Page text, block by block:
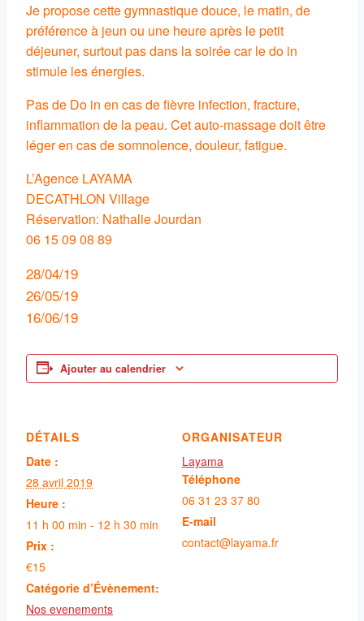
Je propose cette gymnastique douce, le matin, de
préférence à jeun ou une heure après le petit
déjeuner, surtout pas dans la soirée car le do in
stimule les énergies.
Pas de Do in en cas de fièvre infection, fracture,
inflammation de la peau. Cet auto-massage doit être
léger en cas de somnolence, douleur, fatigue.
L’Agence LAYAMA
DECATHLON Village
Réservation: Nathalie Jourdan
06 15 09 08 89
28/04/19
26/05/19
16/06/19
Ajouter au calendrier
DÉTAILS
Date :
28 avril 2019
Heure :
11 h 00 min - 12 h 30 min
Prix :
€15
Catégorie d’Évènement:
Nos evenements
ORGANISATEUR
Layama
Téléphone
06 31 23 37 80
E-mail
contact@layama.fr